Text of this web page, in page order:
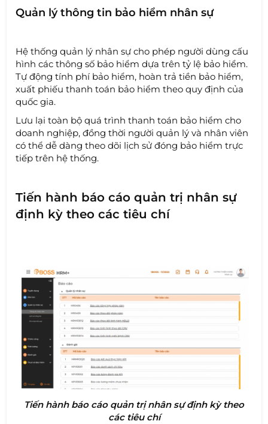
Quản lý thông tin bảo hiểm nhân sự
Hệ thống quản lý nhân sự cho phép người dùng cấu
hình các thông số bảo hiểm dựa trên tỷ lệ bảo hiểm.
Tự động tính phí bảo hiểm, hoàn trả tiền bảo hiểm,
xuất phiếu thanh toán bảo hiểm theo quy định của
quốc gia.
Lưu lại toàn bộ quá trình thanh toán bảo hiểm cho
doanh nghiệp, đồng thời người quản lý và nhân viên
có thể dễ dàng theo dõi lịch sử đóng bảo hiểm trực
tiếp trên hệ thống.
Tiến hành báo cáo quản trị nhân sự
định kỳ theo các tiêu chí
Tiến hành báo cáo quản trị nhân sự định kỳ theo
các tiêu chí